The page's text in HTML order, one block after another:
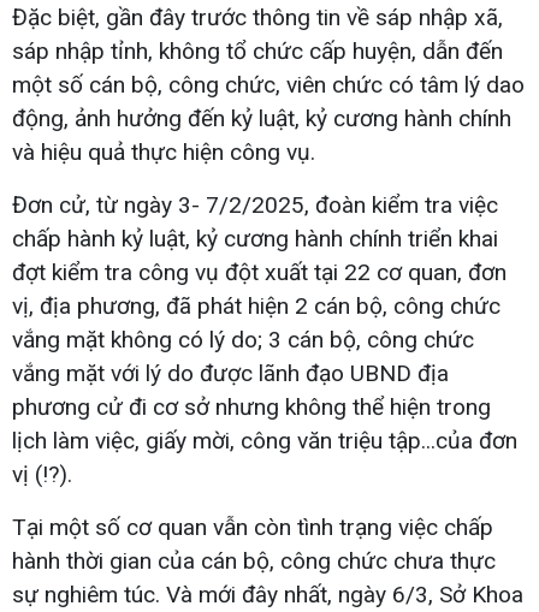
Đặc biệt, gần đây trước thông tin về sáp nhập xã,
sáp nhập tỉnh, không tổ chức cấp huyện, dẫn đến
một số cán bộ, công chức, viên chức có tâm lý dao
động, ảnh hưởng đến kỷ luật, kỷ cương hành chính
và hiệu quả thực hiện công vụ.
Đơn cử, từ ngày 3- 7/2/2025, đoàn kiểm tra việc
chấp hành kỷ luật, kỷ cương hành chính triển khai
đợt kiểm tra công vụ đột xuất tại 22 cơ quan, đơn
vị, địa phương, đã phát hiện 2 cán bộ, công chức
vắng mặt không có lý do; 3 cán bộ, công chức
vắng mặt với lý do được lãnh đạo UBND địa
phương cử đi cơ sở nhưng không thể hiện trong
lịch làm việc, giấy mời, công văn triệu tập...của đơn
vị (!?).
Tại một số cơ quan vẫn còn tình trạng việc chấp
hành thời gian của cán bộ, công chức chưa thực
sự nghiêm túc. Và mới đây nhất, ngày 6/3, Sở Khoa